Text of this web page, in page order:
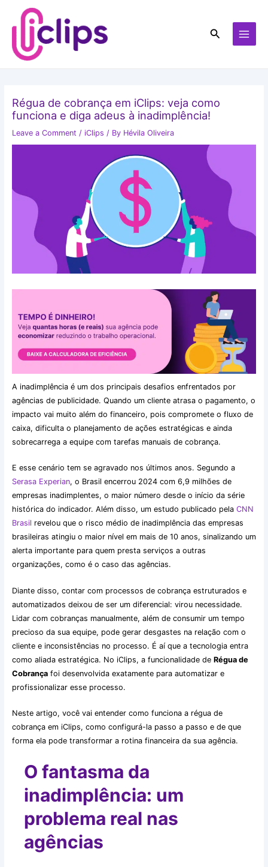
content
Search
Régua de cobrança em iClips: veja como
funciona e diga adeus à inadimplência!
Leave a Comment / iClips / By Hévila Oliveira
A inadimplência é um dos principais desafios enfrentados por
agências de publicidade. Quando um cliente atrasa o pagamento, o
impacto vai muito além do financeiro, pois compromete o fluxo de
caixa, dificulta o planejamento de ações estratégicas e ainda
sobrecarrega a equipe com tarefas manuais de cobrança.
E esse cenário tem se agravado nos últimos anos. Segundo a
Serasa Experian, o Brasil encerrou 2024 com 6,9 milhões de
empresas inadimplentes, o maior número desde o início da série
histórica do indicador. Além disso, um estudo publicado pela CNN
Brasil revelou que o risco médio de inadimplência das empresas
brasileiras atingiu o maior nível em mais de 10 anos, sinalizando um
alerta importante para quem presta serviços a outras
organizações, como é o caso das agências.
Diante disso, contar com processos de cobrança estruturados e
automatizados deixou de ser um diferencial: virou necessidade.
Lidar com cobranças manualmente, além de consumir um tempo
precioso da sua equipe, pode gerar desgastes na relação com o
cliente e inconsistências no processo. É aí que a tecnologia entra
como aliada estratégica. No iClips, a funcionalidade de Régua de
Cobrançafoi desenvolvida exatamente para automatizar e
profissionalizar esse processo.
Neste artigo, você vai entender como funciona a régua de
cobrança em iClips, como configurá-la passo a passo e de que
forma ela pode transformar a rotina financeira da sua agência.
O fantasma da
inadimplência: um
problema real nas
agências